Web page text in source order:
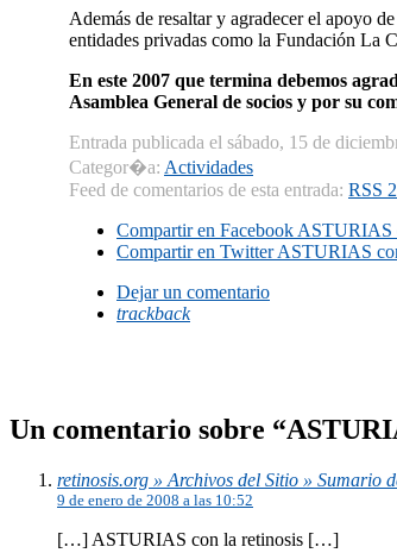
Además de resaltar y agradecer el apoyo
entidades privadas como la Fundación La
En este 2007 que termina debemos
Asamblea General de socios y por su
Entrada publicada el sábado, 15 de
Categor�a: Actividades
Feed de comentarios de esta entrada: RSS
Compartir en Facebook ASTURIAS
Compartir en TwitterASTURIAS
Dejar un comentario
trackback
Un comentario sobre
retinosis.org » Archivos del Sitio » Sumario
9 de enero de 2008 a las 10:52
[…] ASTURIAS con la retinosis […]